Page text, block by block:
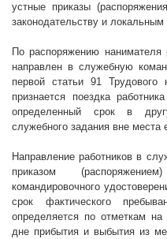
устные приказы
законодательству и
По распоряжению нанимателя
направлен в служебную
первой статьи 91 Трудового
признается поездка
определенный срок в
служебного задания вне места
Направление работников в
приказом
командировочного
срок фактического
определяется по отметкам
дне прибытия и выбытия из